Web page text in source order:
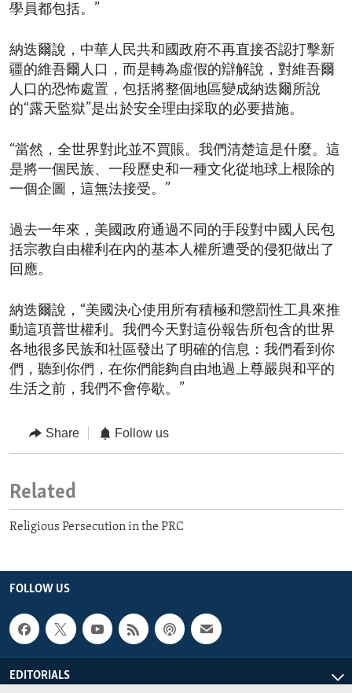
學員都包括。”
納迭爾說，中華人民共和國政府不再直接否認打擊新
疆的維吾爾人口，而是轉為虛假的辯解說，對維吾爾
人口的恐怖處置，包括將整個地區變成納迭爾所說
的“露天監獄”是出於安全理由採取的必要措施。
“當然，全世界對此並不買賬。我們清楚這是什麼。這
是將一個民族、一段歷史和一種文化從地球上根除的
一個企圖，這無法接受。”
過去一年來，美國政府通過不同的手段對中國人民包
括宗教自由權利在內的基本人權所遭受的侵犯做出了
回應。
納迭爾說，“美國決心使用所有積極和懲罰性工具來推
動這項普世權利。我們今天對這份報告所包含的世界
各地很多民族和社區發出了明確的信息：我們看到你
們，聽到你們，在你們能夠自由地過上尊嚴與和平的
生活之前，我們不會停歇。”
Share Follow us
Related
Religious Persecution in the PRC
FOLLOW US
EDITORIALS